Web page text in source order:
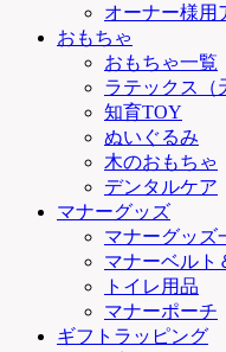
オーナー様用
おもちゃ
おもちゃ一覧
ラテックス（
知育TOY
ぬいぐるみ
木のおもちゃ
デンタルケア
マナーグッズ
マナーグッズ
マナーベルト
トイレ用品
マナーポーチ
ギフトラッピング